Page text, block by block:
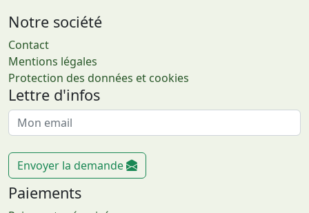
Notre société
Contact
Mentions légales
Protection des données et cookies
Lettre d'infos
Envoyer la demande
Paiements